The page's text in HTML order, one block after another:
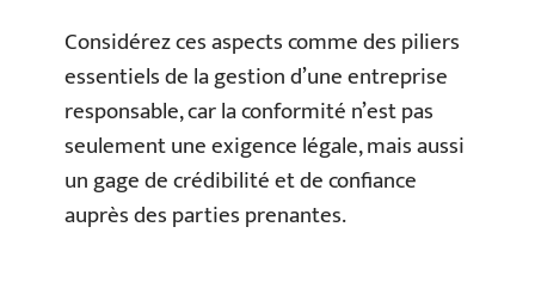
Considérez ces aspects comme des piliers
essentiels de la gestion d’une entreprise
responsable, car la conformité n’est pas
seulement une exigence légale, mais aussi
un gage de crédibilité et de confiance
auprès des parties prenantes.